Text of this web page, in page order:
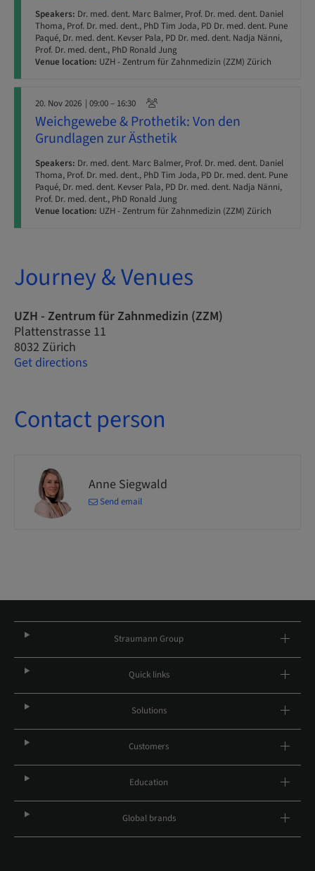
Speakers: Dr. med. dent. Marc Balmer, Prof. Dr. med. dent. Daniel
Thoma, Prof. Dr. med. dent., PhD Tim Joda, PD Dr. med. dent. Pune
Paqué, Dr. med. dent. Kevser Pala, PD Dr. med. dent. Nadja Nänni,
Prof. Dr. med. dent., PhD Ronald Jung
Venue location: UZH - Zentrum für Zahnmedizin (ZZM) Zürich
20. Nov 2026 | 09:00 – 16:30
Weichgewebe & Prothetik: Von den
Grundlagen zur Ästhetik
Speakers: Dr. med. dent. Marc Balmer, Prof. Dr. med. dent. Daniel
Thoma, Prof. Dr. med. dent., PhD Tim Joda, PD Dr. med. dent. Pune
Paqué, Dr. med. dent. Kevser Pala, PD Dr. med. dent. Nadja Nänni,
Prof. Dr. med. dent., PhD Ronald Jung
Venue location: UZH - Zentrum für Zahnmedizin (ZZM) Zürich
Journey & Venues
UZH - Zentrum für Zahnmedizin (ZZM)
Plattenstrasse 11
8032 Zürich
Get directions
Contact person
Anne Siegwald
Send email
Straumann Group
Quick links
Solutions
Customers
Education
Global brands